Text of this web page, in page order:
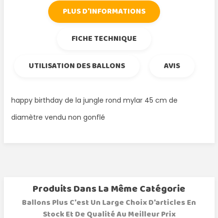
PLUS D'INFORMATIONS
FICHE TECHNIQUE
UTILISATION DES BALLONS
AVIS
happy birthday de la jungle rond mylar 45 cm de
diamètre vendu non gonflé
Produits Dans La Même Catégorie
Ballons Plus C'est Un Large Choix D'articles En
Stock Et De Qualité Au Meilleur Prix